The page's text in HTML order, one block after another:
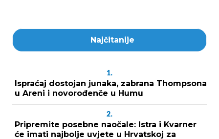
Najčitanije
1.
Ispraćaj dostojan junaka, zabrana Thompsona
u Areni i novorođenče u Humu
2.
Pripremite posebne naočale: Istra i Kvarner
će imati najbolje uvjete u Hrvatskoj za